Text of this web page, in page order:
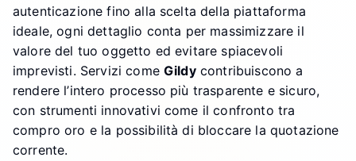
autenticazione fino alla scelta della piattaforma
ideale, ogni dettaglio conta per massimizzare il
valore del tuo oggetto ed evitare spiacevoli
imprevisti. Servizi comeGildycontribuiscono a
rendere l’intero processo più trasparente e sicuro,
con strumenti innovativi come il confronto tra
compro oro e la possibilità di bloccare la quotazione
corrente.